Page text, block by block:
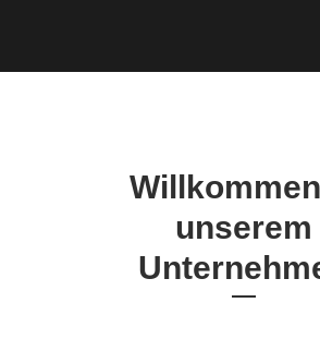
unserem